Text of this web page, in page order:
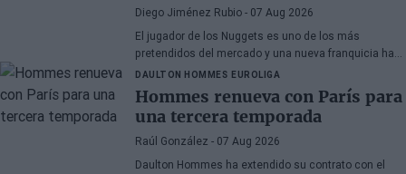
Diego Jiménez Rubio - 07 Aug 2026
El jugador de los Nuggets es uno de los más
pretendidos del mercado y una nueva franquicia ha
entrado en la puja.
DAULTON HOMMES EUROLIGA
Hommes renueva con París para
una tercera temporada
Raúl González - 07 Aug 2026
Daulton Hommes ha extendido su contrato con el